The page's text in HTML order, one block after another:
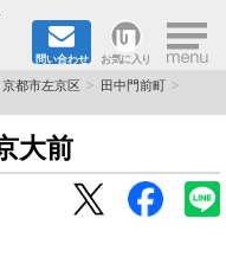
問い合わせ お気に入り ×
京都市左京区
田中門前町
大前